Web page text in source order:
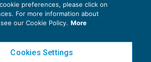
Privacy Policy
Cookie Policy
preferences, please click on
For more information about
our Cookie Policy. More
Cookies Settings